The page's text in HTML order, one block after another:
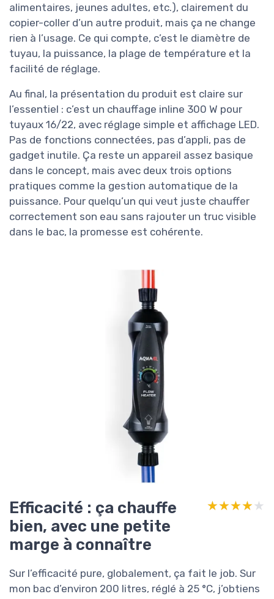
alimentaires, jeunes adultes, etc.), clairement du
copier-coller d’un autre produit, mais ça ne change
rien à l’usage. Ce qui compte, c’est le diamètre de
tuyau, la puissance, la plage de température et la
facilité de réglage.
Au final, la présentation du produit est claire sur
l’essentiel : c’est un chauffage inline 300 W pour
tuyaux 16/22, avec réglage simple et affichage LED.
Pas de fonctions connectées, pas d’appli, pas de
gadget inutile. Ça reste un appareil assez basique
dans le concept, mais avec deux trois options
pratiques comme la gestion automatique de la
puissance. Pour quelqu’un qui veut juste chauffer
correctement son eau sans rajouter un truc visible
dans le bac, la promesse est cohérente.
Efficacité : ça chauffe
bien, avec une petite
marge à connaître
★★★★★
★★★★★
Sur l’efficacité pure, globalement, ça fait le job. Sur
mon bac d’environ 200 litres, réglé à 25 °C, j’obtiens